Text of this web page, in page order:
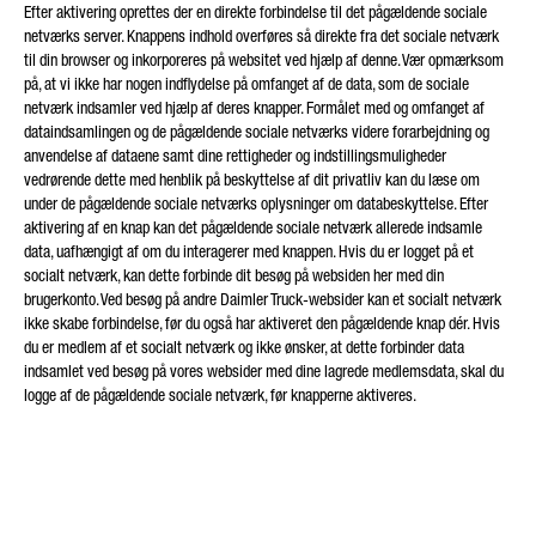
Efter aktivering oprettes der en direkte forbindelse til det pågældende sociale
netværks server. Knappens indhold overføres så direkte fra det sociale netværk
til din browser og inkorporeres på websitet ved hjælp af denne. Vær opmærksom
på, at vi ikke har nogen indflydelse på omfanget af de data, som de sociale
netværk indsamler ved hjælp af deres knapper. Formålet med og omfanget af
dataindsamlingen og de pågældende sociale netværks videre forarbejdning og
anvendelse af dataene samt dine rettigheder og indstillingsmuligheder
vedrørende dette med henblik på beskyttelse af dit privatliv kan du læse om
under de pågældende sociale netværks oplysninger om databeskyttelse. Efter
aktivering af en knap kan det pågældende sociale netværk allerede indsamle
data, uafhængigt af om du interagerer med knappen. Hvis du er logget på et
socialt netværk, kan dette forbinde dit besøg på websiden her med din
brugerkonto. Ved besøg på andre Daimler Truck-websider kan et socialt netværk
ikke skabe forbindelse, før du også har aktiveret den pågældende knap dér. Hvis
du er medlem af et socialt netværk og ikke ønsker, at dette forbinder data
indsamlet ved besøg på vores websider med dine lagrede medlemsdata, skal du
logge af de pågældende sociale netværk, før knapperne aktiveres.